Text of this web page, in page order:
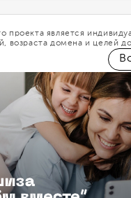
проекта является
возраста домена и целей